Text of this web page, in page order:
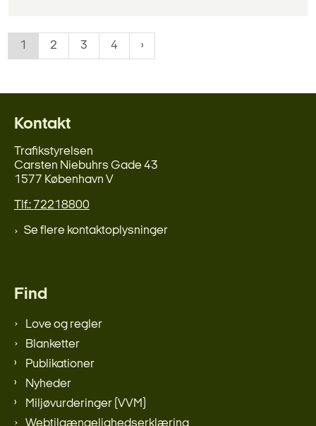
1 2 3 4
Kontakt
Trafikstyrelsen
Carsten Niebuhrs Gade 43
1577 København V
Tlf.: 72218800
Se flere kontaktoplysninger
Find
Love og regler
Blanketter
Publikationer
Nyheder
Miljøvurderinger (VVM)
Webtilgængelighedserklæring